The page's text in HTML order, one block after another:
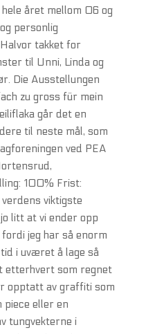
året mellom 06 og
personlig
takket for
til Unni, Linda og
Die Ausstellungen
zu gross für mein
går det en
til neste mål, som
ved PEA
100% Frist:
viktigste
litt at vi ender opp
jeg har så enorm
i uværet å lage så
etterhvert som regnet
opptatt av graffiti som
piece eller en
tungvekterne i